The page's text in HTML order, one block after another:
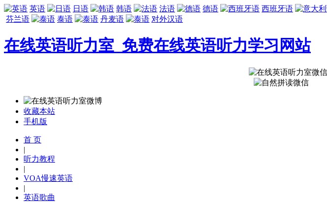
英语 日语 韩语 法语 德语 西班牙语
芬兰语
泰语 丹麦语 对外汉语
在线英语听力室_免费在线英语听力学习网站
收藏本站
手机版
首 页
|
听力教程
|
VOA慢速英语
|
英语歌曲